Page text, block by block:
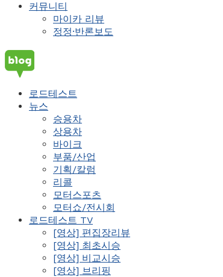
커뮤니티
마이카 리뷰
정정·반론보도
로드테스트
뉴스
승용차
상용차
바이크
부품/산업
기획/칼럼
리콜
모터스포츠
모터쇼/전시회
로드테스트 TV
[영상] 편집장리뷰
[영상] 최초시승
[영상] 비교시승
[영상] 브리핑